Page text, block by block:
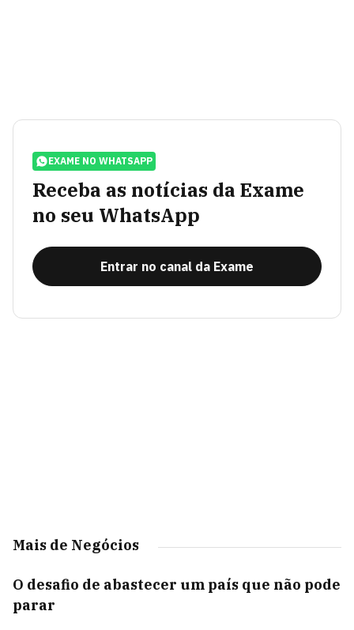
EXAME NO WHATSAPP
Receba as notícias da Exame
no seu WhatsApp
Entrar no canal da Exame
Mais de Negócios
O desafio de abastecer um país que não pode
parar